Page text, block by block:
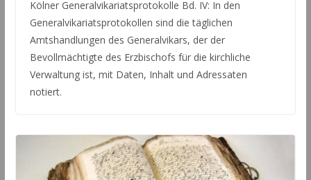
Kölner Generalvikariatsprotokolle Bd. IV: In den
Generalvikariatsprotokollen sind die täglichen
Amtshandlungen des Generalvikars, der der
Bevollmächtigte des Erzbischofs für die kirchliche
Verwaltung ist, mit Daten, Inhalt und Adressaten
notiert.